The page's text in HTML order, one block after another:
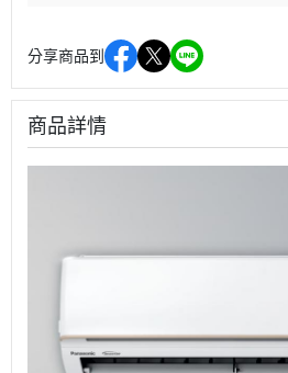
分享商品到
商品詳情